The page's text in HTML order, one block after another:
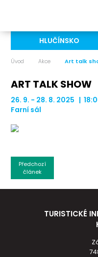
HLUČÍNSKO
Úvod Akce Art talk
ART TALK SHOW
26. 9. - 28. 8. 2025 |
Farní sál
Předchozí
článek
TURISTICKÉ